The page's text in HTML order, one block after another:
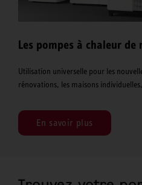
Les pompes à chaleur de
Utilisation universelle pour les
rénovations, les maisons
En savoir plus